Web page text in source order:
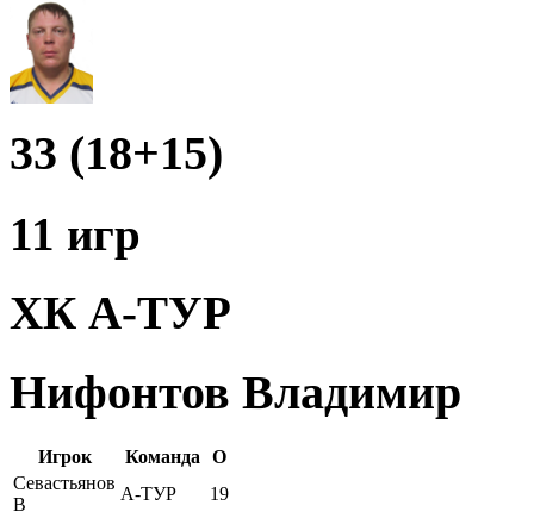
33 (18+15)
11 игр
ХК А-ТУР
Нифонтов Владимир
Игрок Команда
О
Севастьянов
В
А-ТУР
19